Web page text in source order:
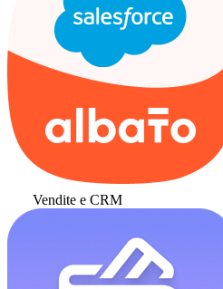
Vendite e CRM